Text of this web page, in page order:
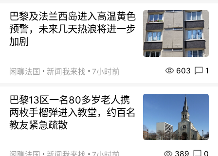
巴黎及法兰西岛进入高温黄色
预警，未来几天热浪将进一步
加剧
闲聊法国 新闻我来找 7小时前 603 1
巴黎13区一名80多岁老人携
两枚手榴弹进入教堂，约百名
教友紧急疏散
389 0